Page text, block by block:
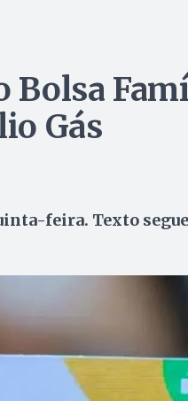
Bolsa
Gás
feira. Texto